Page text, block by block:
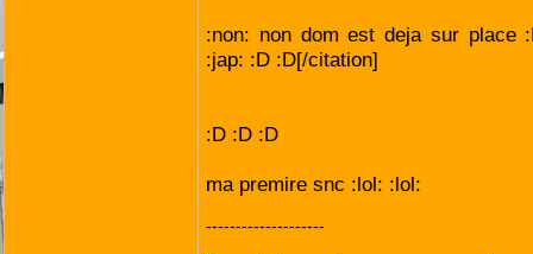
:non: non dom est deja sur place
:jap: :D :D[/citation]
:D :D :D
ma premire snc :lol: :lol:
--------------------